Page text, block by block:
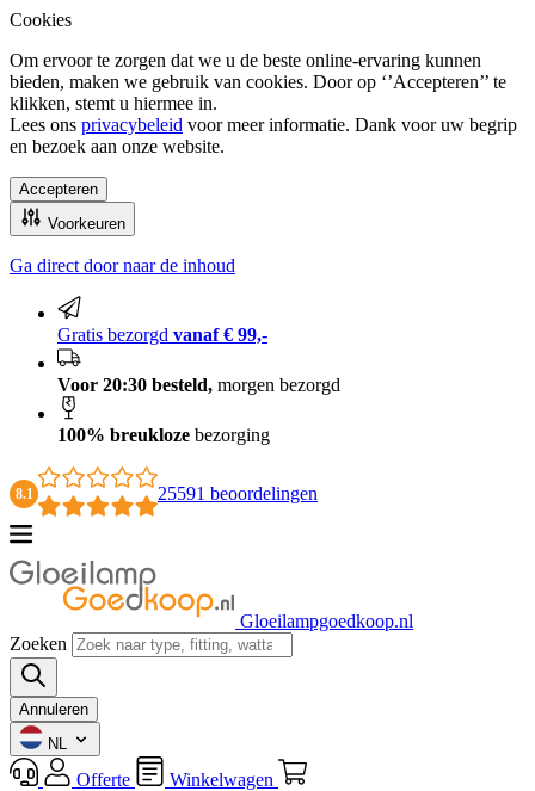
Cookies
Om ervoor te zorgen dat we u de beste online-ervaring kunnen
bieden, maken we gebruik van cookies. Door op ‘’Accepteren’’ te
klikken, stemt u hiermee in.
Lees ons privacybeleid voor meer informatie. Dank voor uw begrip
en bezoek aan onze website.
Accepteren
Voorkeuren
100% breukloze bezorging
Ga direct door naar de inhoud
Gratis bezorgd vanaf € 99,-
Voor 20:30 besteld, morgen bezorgd
100% breukloze bezorging
8.1 25591 beoordelingen
Gloeilampgoedkoop.nl
Zoeken
Annuleren
NL
Offerte Winkelwagen